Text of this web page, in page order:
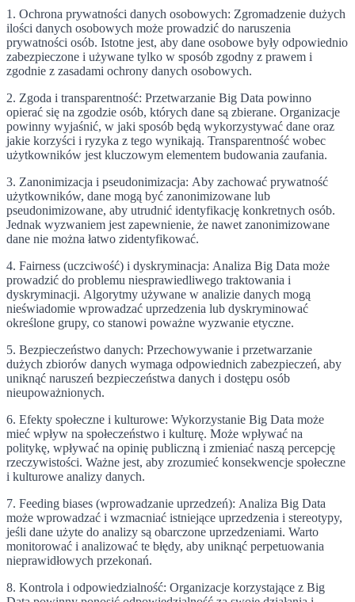
1. Ochrona prywatności danych osobowych: Zgromadzenie dużych
ilości danych osobowych może prowadzić do naruszenia
prywatności osób. Istotne jest, aby dane osobowe były odpowiednio
zabezpieczone i używane tylko w sposób zgodny z prawem i
zgodnie z zasadami ochrony danych osobowych.
2. Zgoda i transparentność: Przetwarzanie Big Data powinno
opierać się na zgodzie osób, których dane są zbierane. Organizacje
powinny wyjaśnić, w jaki sposób będą wykorzystywać dane oraz
jakie korzyści i ryzyka z tego wynikają. Transparentność wobec
użytkowników jest kluczowym elementem budowania zaufania.
3. Zanonimizacja i pseudonimizacja: Aby zachować prywatność
użytkowników, dane mogą być zanonimizowane lub
pseudonimizowane, aby utrudnić identyfikację konkretnych osób.
Jednak wyzwaniem jest zapewnienie, że nawet zanonimizowane
dane nie można łatwo zidentyfikować.
4. Fairness (uczciwość) i dyskryminacja: Analiza Big Data może
prowadzić do problemu niesprawiedliwego traktowania i
dyskryminacji. Algorytmy używane w analizie danych mogą
nieświadomie wprowadzać uprzedzenia lub dyskryminować
określone grupy, co stanowi poważne wyzwanie etyczne.
5. Bezpieczeństwo danych: Przechowywanie i przetwarzanie
dużych zbiorów danych wymaga odpowiednich zabezpieczeń, aby
uniknąć naruszeń bezpieczeństwa danych i dostępu osób
nieupoważnionych.
6. Efekty społeczne i kulturowe: Wykorzystanie Big Data może
mieć wpływ na społeczeństwo i kulturę. Może wpływać na
politykę, wpływać na opinię publiczną i zmieniać naszą percepcję
rzeczywistości. Ważne jest, aby zrozumieć konsekwencje społeczne
i kulturowe analizy danych.
7. Feeding biases (wprowadzanie uprzedzeń): Analiza Big Data
może wprowadzać i wzmacniać istniejące uprzedzenia i stereotypy,
jeśli dane użyte do analizy są obarczone uprzedzeniami. Warto
monitorować i analizować te błędy, aby uniknąć perpetuowania
nieprawidłowych przekonań.
8. Kontrola i odpowiedzialność: Organizacje korzystające z Big